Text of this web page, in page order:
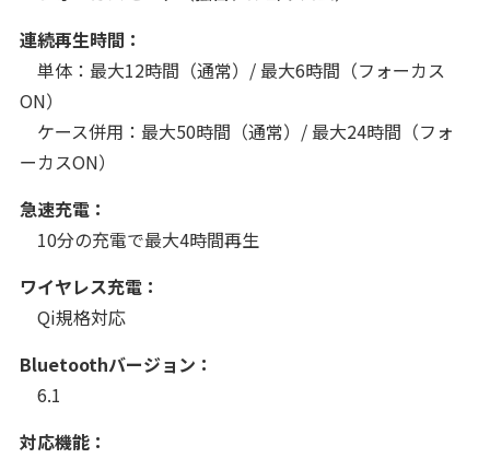
連続再生時間：
単体：最大12時間（通常）/ 最大6時間（フォーカス
ON）
ケース併用：最大50時間（通常）/ 最大24時間（フォ
ーカスON）
急速充電：
10分の充電で最大4時間再生
ワイヤレス充電：
Qi規格対応
Bluetoothバージョン：
6.1
対応機能：